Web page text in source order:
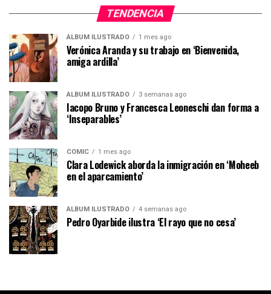
TENDENCIA
ÁLBUM ILUSTRADO 1 mes ago
Verónica Aranda y su trabajo en ‘Bienvenida,
amiga ardilla’
ÁLBUM ILUSTRADO 3 semanas ago
Iacopo Bruno y Francesca Leoneschi dan forma a
‘Inseparables’
CÓMIC 1 mes ago
Clara Lodewick aborda la inmigración en ‘Moheeb
en el aparcamiento’
ÁLBUM ILUSTRADO 4 semanas ago
Pedro Oyarbide ilustra ‘El rayo que no cesa’